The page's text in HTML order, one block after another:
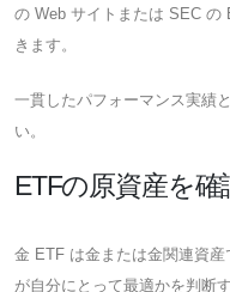
の Web サイトまたは SEC の
きます。
一貫したパフォーマンス実績
い。
ETFの原資産を確
金 ETF は金または金関連資
が自分にとって最適かを判断